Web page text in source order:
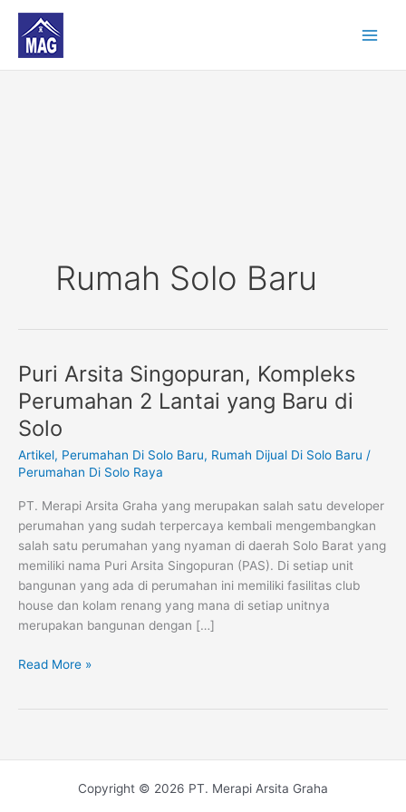
content
Rumah Solo Baru
Puri Arsita Singopuran, Kompleks
Perumahan 2 Lantai yang Baru di
Solo
Artikel, Perumahan Di Solo Baru, Rumah Dijual Di Solo Baru /
Perumahan Di Solo Raya
PT. Merapi Arsita Graha yang merupakan salah satu developer
perumahan yang sudah terpercaya kembali mengembangkan
salah satu perumahan yang nyaman di daerah Solo Barat yang
memiliki nama Puri Arsita Singopuran (PAS). Di setiap unit
bangunan yang ada di perumahan ini memiliki fasilitas club
house dan kolam renang yang mana di setiap unitnya
merupakan bangunan dengan […]
Puri
Arsita
Singopuran,
Kompleks
Perumahan
2
yang
Baru
di
Solo
Read More »
Copyright © 2026 PT. Merapi Arsita Graha